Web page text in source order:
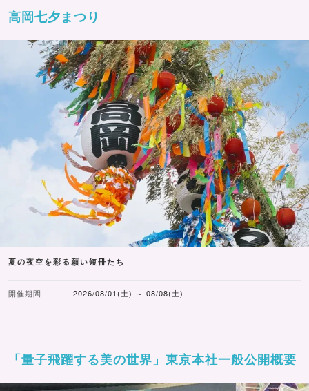
高岡七夕まつり
夏の夜空を彩る願い短冊たち
開催期間 2026/08/01(土) ～ 08/08(土)
「量子飛躍する美の世界」東京本社一般公開概要